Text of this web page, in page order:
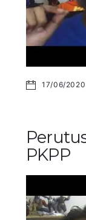
17/06/2020
PKPP